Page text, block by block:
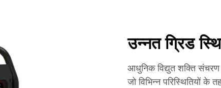
उन्नत ग्रिड
आधुनिक विद्युत शक्ति संचरण
जो विभिन्न परिस्थितियों के